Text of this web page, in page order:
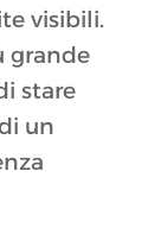
visibili.
grande
stare
un